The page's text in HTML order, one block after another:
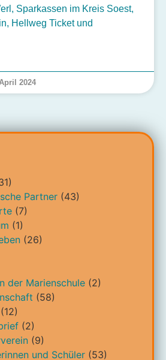
Sparkassen im Kreis Soest,
Hellweg Ticket und
2024
Partner (43)
(7)
(1)
(26)
der Marienschule (2)
(58)
(12)
(2)
(9)
und Schüler (53)